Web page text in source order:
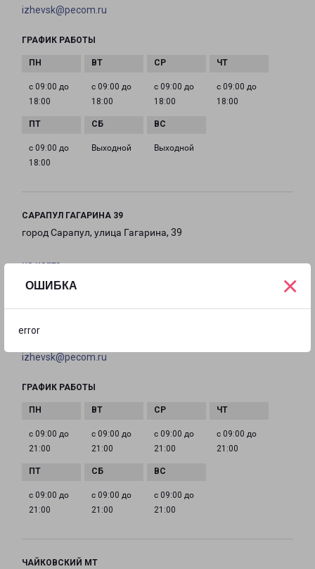
ОШИБКА
error
×
izhevsk@pecom.ru
ГРАФИК РАБОТЫ
с 09:00 до
18:00
с 09:00 до
18:00
с 09:00 до
18:00
с 09:00 до
18:00
с 09:00 до
18:00
Выходной Выходной
САРАПУЛ ГАГАРИНА 39
город Сарапул, улица Гагарина, 39
на карте
8(3412) 333-235
izhevsk@pecom.ru
ГРАФИК РАБОТЫ
с 09:00 до
21:00
с 09:00 до
21:00
с 09:00 до
21:00
с 09:00 до
21:00
с 09:00 до
21:00
с 09:00 до
21:00
с 09:00 до
21:00
ЧАЙКОВСКИЙ МТ